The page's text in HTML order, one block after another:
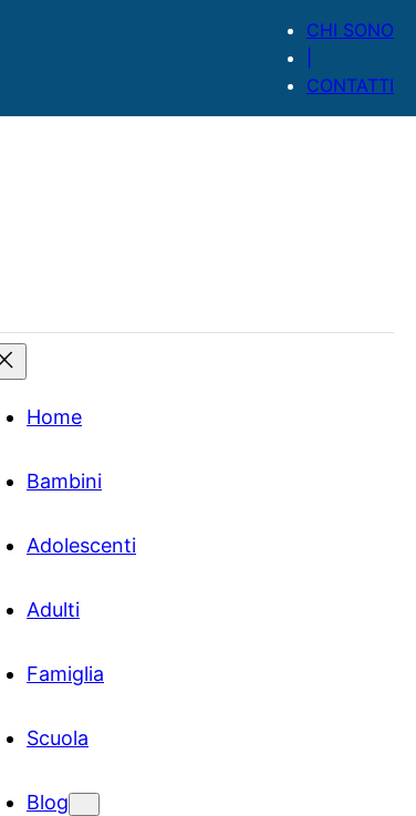
CHI SONO
CONTATTI
Home
Bambini
Adolescenti
Adulti
Famiglia
Scuola
Blog